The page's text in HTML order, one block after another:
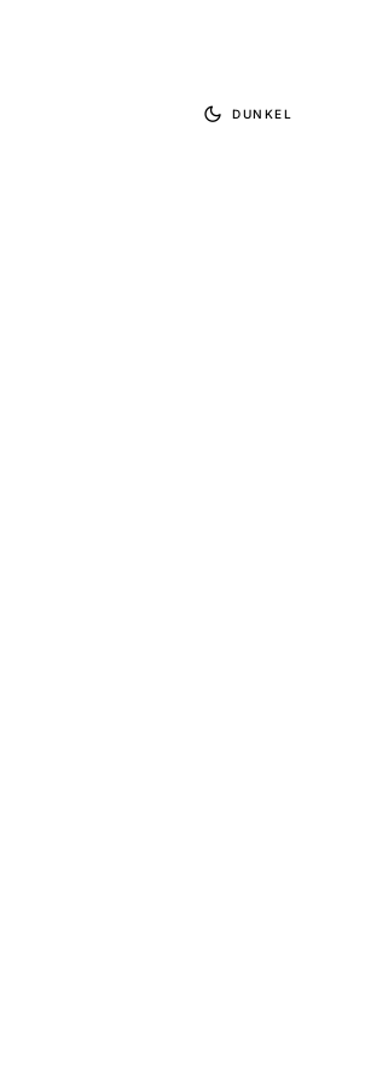
DUNKEL